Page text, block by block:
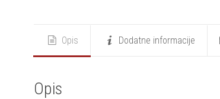
Opis Dodatne informacije
Opis